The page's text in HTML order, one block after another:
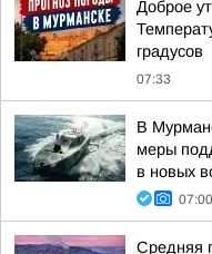
Доброе
градусов
07:33
В
меры
в новых
07:00
Средняя